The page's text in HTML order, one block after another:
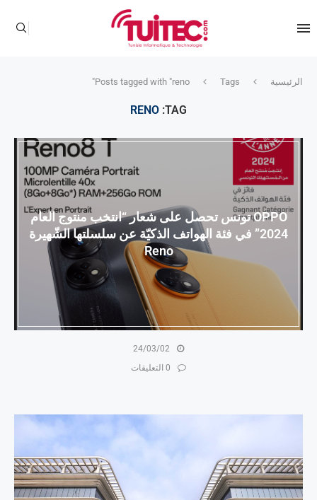
الرئيسية Tags
Posts tagged with "reno"
TAG:
RENO
OPPO تونس تحصل على شعار “انتخب منتوج العام
2024” في فئة الهواتف الذكيّة عن سلسلتها الشّهيرة
Reno
24/03/02
0 التعليقات